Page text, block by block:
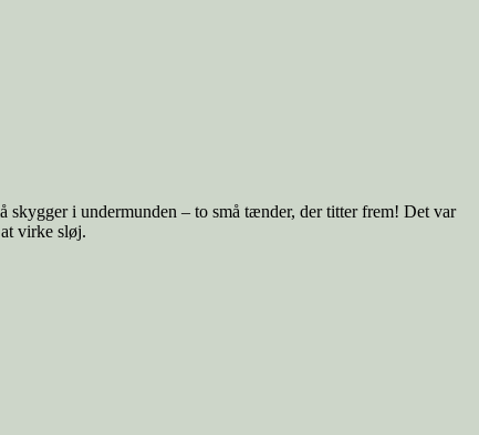
i undermunden – to små tænder, der titter frem! Det var
virke sløj.